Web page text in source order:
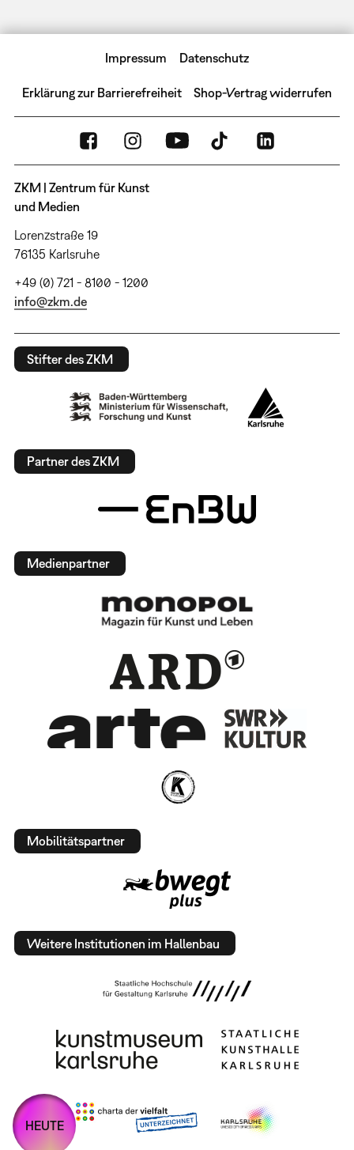
Impressum Datenschutz
Erklärung zur Barrierefreiheit Shop-Vertrag widerrufen
ZKM | Zentrum für Kunst
und Medien
Lorenzstraße 19
76135 Karlsruhe
+49 (0) 721 - 8100 - 1200
info@zkm.de
Stifter des ZKM
Partner des ZKM
Medienpartner
Mobilitätspartner
Weitere Institutionen im Hallenbau
HEUTE